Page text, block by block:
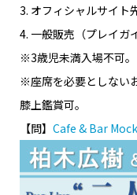
3. オフィシャルサイト
4. 一般販売（プレイガ
※3歳児未満入場不可。
※座席を必要としない
膝上鑑賞可。
【問】 Cafe & Bar Mock